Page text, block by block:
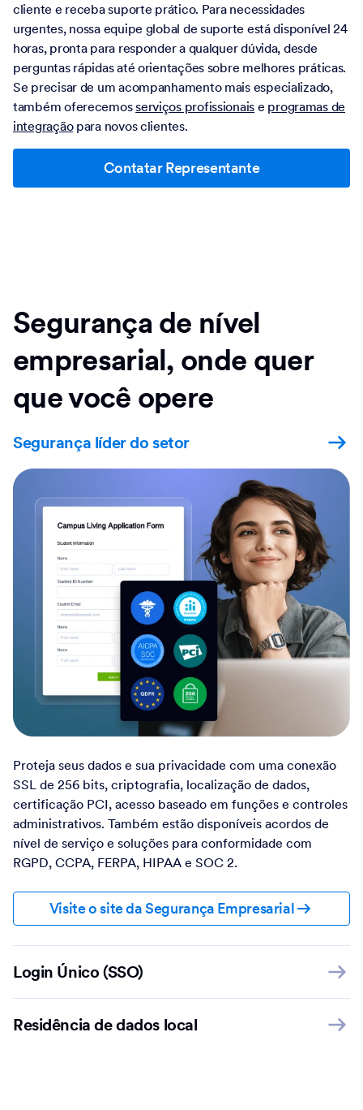
cliente e receba suporte prático. Para necessidades
urgentes, nossa equipe global de suporte está disponível 24
horas, pronta para responder a qualquer dúvida, desde
perguntas rápidas até orientações sobre melhores práticas.
Se precisar de um acompanhamento mais especializado,
também oferecemosserviços profissionais e programas de
integraçãopara novos clientes.
Contatar Representante
Segurança de nível
empresarial, onde quer
que você opere
Segurança líder do setor
Proteja seus dados e sua privacidade com uma conexão
SSL de 256 bits, criptografia, localização de dados,
certificação PCI, acesso baseado em funções e controles
administrativos. Também estão disponíveis acordos de
nível de serviço e soluções para conformidade com
RGPD, CCPA, FERPA, HIPAA e SOC 2.
Visite o site da Segurança Empresarial
Login Único (SSO)
Residência de dados local